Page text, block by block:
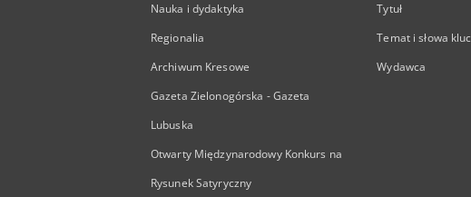
Nauka i dydaktyka
Regionalia
Archiwum Kresowe
Gazeta Zielonogórska - Gazeta
Lubuska
Otwarty Międzynarodowy Konkurs na
Rysunek Satyryczny
Tytuł
Temat i słowa
Wydawca